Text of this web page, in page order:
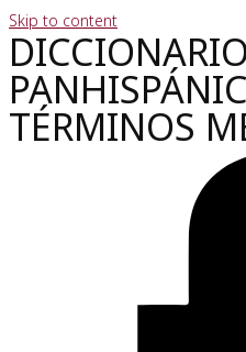
Skip to content
DICCIONARIO
TÉRMINOS